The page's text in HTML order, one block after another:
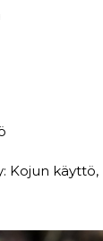
Kojun